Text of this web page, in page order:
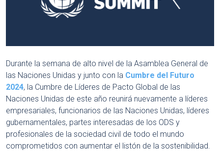
Durante la semana de alto nivel de la Asamblea General de
las Naciones Unidas y junto con la Cumbre del Futuro
2024, la Cumbre de Líderes de Pacto Global de las
Naciones Unidas de este año reunirá nuevamente a líderes
empresariales, funcionarios de las Naciones Unidas, líderes
gubernamentales, partes interesadas de los ODS y
profesionales de la sociedad civil de todo el mundo
comprometidos con aumentar el listón de la sostenibilidad.